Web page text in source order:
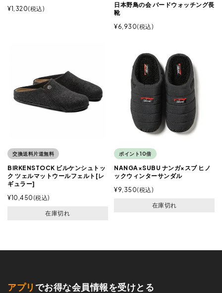
¥1,320 税込
日本野鳥の会 バードウォッチング長
靴
¥6,930 税込
交換送料片道無料
BIRKENSTOCK ビルケンシュトッ
ク ツェルマットウールフェルト[レ
ギュラー]
¥10,450 税込
在庫切れ
ポイント10倍
NANGA×SUBU ナンガ×スブ ヒノ
ックウィンターサンダル
¥9,350 税込
在庫切れ
アプリ でお得な会員情報を受けとる